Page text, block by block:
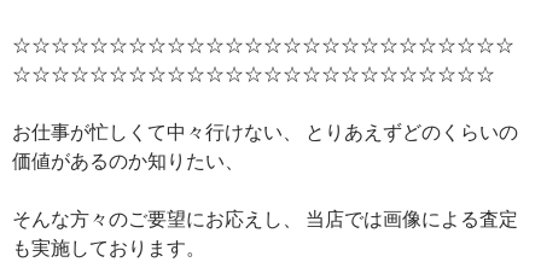
☆☆☆☆☆☆☆☆☆☆☆☆☆☆☆☆☆☆☆☆☆☆☆☆☆☆
☆☆☆☆☆☆☆☆☆☆☆☆☆☆☆☆☆☆☆☆☆☆☆☆☆
お仕事が忙しくて中々行けない、 とりあえずどのくらいの
価値があるのか知りたい、
そんな方々のご要望にお応えし、 当店では画像による査定
も実施しております。